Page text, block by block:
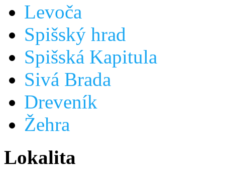
Levoča
Spišský hrad
Spišská Kapitula
Sivá Brada
Dreveník
Žehra
Lokalita